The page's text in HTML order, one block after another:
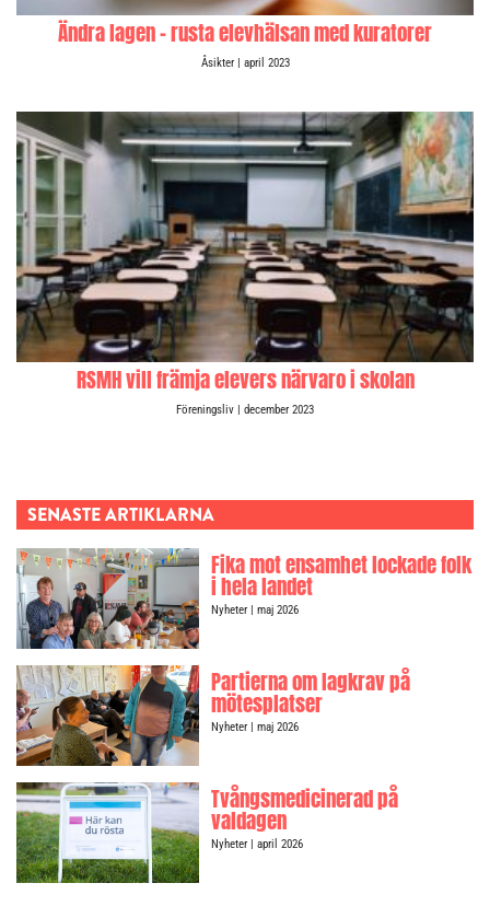
Ändra lagen – rusta elevhälsan med kuratorer
Åsikter| april 2023
RSMH vill främja elevers närvaro i skolan
Föreningsliv | december 2023
SENASTE ARTIKLARNA
Fika mot ensamhet lockade folk
i hela landet
Nyheter| maj 2026
Partierna om lagkrav på
mötesplatser
Nyheter| maj 2026
Tvångsmedicinerad på
valdagen
Nyheter| april 2026